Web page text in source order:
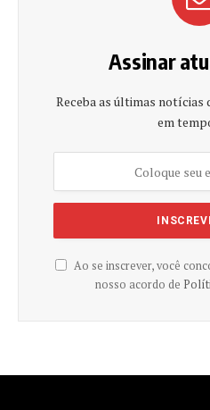
Assinar
Receba as últimas notícias
em
Ao se inscrever, você
nosso acordo de